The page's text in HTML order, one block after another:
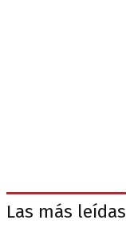
Las más leídas